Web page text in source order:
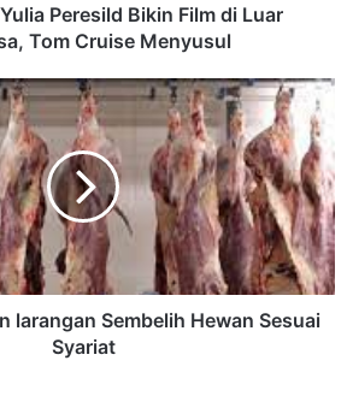
Peresild Bikin Film di Luar
Tom Cruise Menyusul
larangan Sembelih Hewan Sesuai
Syariat